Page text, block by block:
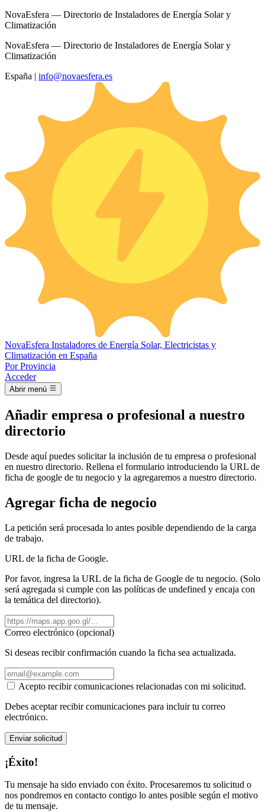
NovaEsfera — Directorio de Instaladores de Energía Solar y
Climatización
NovaEsfera — Directorio de Instaladores de Energía Solar y
Climatización
España | info@novaesfera.es
NovaEsfera Instaladores de Energía Solar, Electricistas y
Climatización en España
Por Provincia
Acceder
Abrir menú
Añadir empresa o profesional a nuestro
directorio
Desde aquí puedes solicitar la inclusión de tu empresa o profesional
en nuestro directorio. Rellena el formulario introduciendo la URL de
ficha de google de tu negocio y la agregaremos a nuestro directorio.
Agregar ficha de negocio
La petición será procesada lo antes posible dependiendo de la carga
de trabajo.
URL de la ficha de Google.
Por favor, ingresa la URL de la ficha de Google de tu negocio. (Solo
será agregada si cumple con las políticas de undefined y encaja con
la temática del directorio).
Correo electrónico (opcional)
Si deseas recibir confirmación cuando la ficha sea actualizada.
Acepto recibir comunicaciones relacionadas con mi solicitud.
Debes aceptar recibir comunicaciones para incluir tu correo
electrónico.
Enviar solicitud
¡Éxito!
Tu mensaje ha sido enviado con éxito. Procesaremos tu solicitud o
nos pondremos en contacto contigo lo antes posible según el motivo
de tu mensaje.